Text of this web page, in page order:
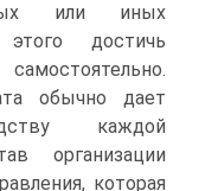
или иных
достичь
обычно дает
каждой
организации
которая